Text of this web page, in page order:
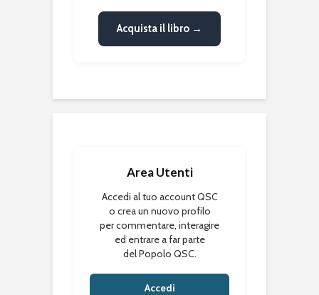
Acquista il libro →
Area Utenti
Accedi al tuo account QSC
o crea un nuovo profilo
per commentare, interagire
ed entrare a far parte
del Popolo QSC.
Accedi